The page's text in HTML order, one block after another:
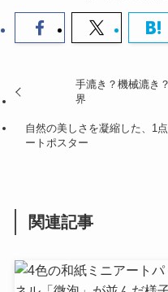
手漉き？機械漉き
界
自然の美しさを凝縮した、1
ートポスター
関連記事